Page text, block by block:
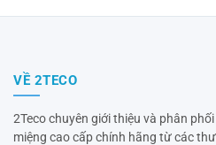
VỀ 2TECO
2Teco chuyên giới thiệu và phân
miệng cao cấp chính hãng từ các